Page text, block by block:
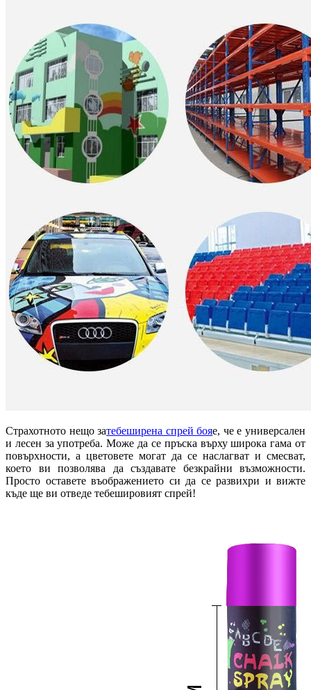
Страхотното нещо затебеширена спрей бояе, че е универсален
и лесен за употреба. Може да се пръска върху широка гама от
повърхности, а цветовете могат да се наслагват и смесват,
което ви позволява да създавате безкрайни възможности.
Просто оставете въображението си да се развихри и вижте
къде ще ви отведе тебешировият спрей!